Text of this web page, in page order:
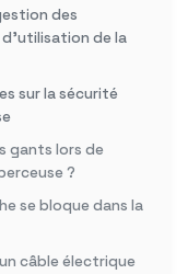
des
de la
sur la sécurité
gants lors de
?
se bloque dans la
câble électrique